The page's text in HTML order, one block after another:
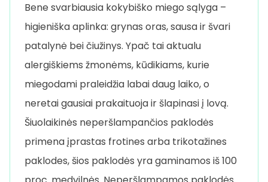
Bene svarbiausia kokybiško miego sąlyga –
higieniška aplinka: grynas oras, sausa ir švari
patalynė bei čiužinys. Ypač tai aktualu
alergiškiems žmonėms, kūdikiams, kurie
miegodami praleidžia labai daug laiko, o
neretai gausiai prakaituoja ir šlapinasi į lovą.
Šiuolaikinės neperšlampančios paklodės
primena įprastas frotines arba trikotažines
paklodes, šios paklodės yra gaminamos iš 100